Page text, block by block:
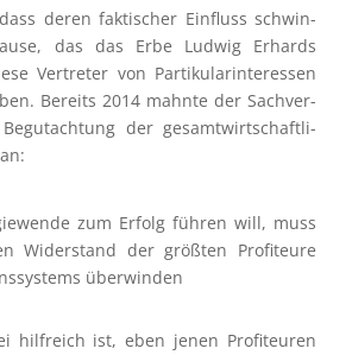
deren fakti­scher Einfluss schwin­
das das Erbe Ludwig Erhards
Vertre­ter von Parti­ku­lar­in­ter­es­sen
Bereits 2014 mahnte der Sachver­
der gesamt­wirt­schaft­li­
zum Erfolg führen will, muss
Wider­stand der größten Profi­teure
überwinden
hilfreich ist, eben jenen Profi­teu­ren